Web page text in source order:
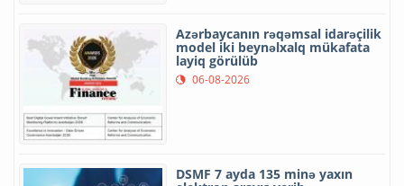
Azərbaycanın rəqəmsal idarəçilik
model iki beynəlxalq mükafata
layiq görülüb
06-08-2026
DSMF 7 ayda 135 minə yaxın